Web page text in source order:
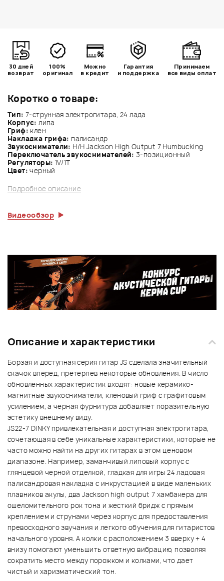
Коротко о товаре:
Тип: 7-струнная электрогитара, 24 лада
Корпус: липа
Гриф: клен
Накладка грифа: палисандр
Звукосниматели: Н/Н Jackson High Output 7 Humbucking
Переключатель звукоснимателей: 3-позиционный
Регуляторы: 1V/1Т
Цвет: черный
Подробное описание
Видеообзор
30 дней
возврат
100%
оригинал
Можно
в кредит
Гарантия
и поддержка
Принимаем
все виды оплат
Описание и характеристики
Борзая и доступная серия гитарJS сделала значительный
скачок вперед, претерпев некоторые обновления. В число
обновленных характеристик входят: новые керамико-
магнитные звукосниматели, кленовый гриф с графитовым
усилением, а черная фурнитура добавляет поразительную
эстетику внешнему виду.
JS22-7 DINKY привлекательная и доступная электрогитара,
сочетающая в себе уникальные характеристики, которые не
часто можно найти на других гитарах в этом ценовом
диапазоне. Например, заманчивый липовый корпус с
глянцевой черной отделкой, гладкая для игры 24 ладовая
палисандровая накладка с инкрустацией в виде маленьких
плавников акулы, два Jackson high output 7 хамбакера для
ошеломительного рок тона и жесткий бридж с прямым
креплением и струнами через корпус для предоставления
превосходного звучания и легкого обучения для гитаристов
начального уровня. А колки с расположением 3 вверху + 4
внизу помогают уменьшить ответную вибрацию, позволяя
сократить место между порожком и колками, что дает
чистый и харизматический тон.